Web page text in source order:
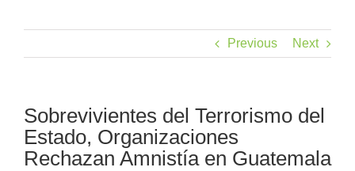
Previous Next
Sobrevivientes del Terrorismo del
Estado, Organizaciones
Rechazan Amnistía en Guatemala